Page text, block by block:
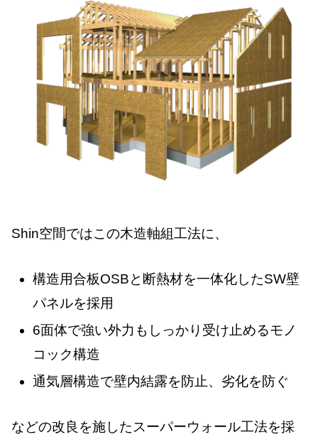
Shin空間ではこの木造軸組工法に、
構造用合板OSBと断熱材を一体化したSW壁
パネルを採用
6面体で強い外力もしっかり受け止めるモノ
コック構造
通気層構造で壁内結露を防止、劣化を防ぐ
などの改良を施したスーパーウォール工法を採